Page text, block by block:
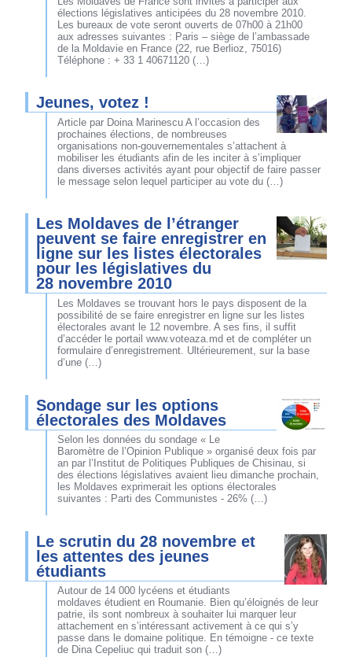
élections législatives anticipées du 28 novembre 2010.
Les bureaux de vote seront ouverts de 07h00 à 21h00
aux adresses suivantes : Paris – siège de l’ambassade
de la Moldavie en France (22, rue Berlioz, 75016)
Téléphone : + 33 1 40671120 (…)
Jeunes, votez !
Article par Doina Marinescu A l’occasion des
prochaines élections, de nombreuses
organisations non-gouvernementales s’attachent à
mobiliser les étudiants afin de les inciter à s’impliquer
dans diverses activités ayant pour objectif de faire passer
le message selon lequel participer au vote du (…)
Les Moldaves de l’étranger
peuvent se faire enregistrer en
ligne sur les listes électorales
pour les législatives du
28 novembre 2010
Les Moldaves se trouvant hors le pays disposent de la
possibilité de se faire enregistrer en ligne sur les listes
électorales avant le 12 novembre. A ses fins, il suffit
d’accéder le portail www.voteaza.md et de compléter un
formulaire d’enregistrement. Ultérieurement, sur la base
d’une (…)
Sondage sur les options
électorales des Moldaves
Selon les données du sondage « Le
Baromètre de l’Opinion Publique » organisé deux fois par
an par l’Institut de Politiques Publiques de Chisinau, si
des élections législatives avaient lieu dimanche prochain,
les Moldaves exprimerait les options électorales
suivantes : Parti des Communistes - 26% (…)
Le scrutin du 28 novembre et
les attentes des jeunes
étudiants
Autour de 14 000 lycéens et étudiants
moldaves étudient en Roumanie. Bien qu’éloignés de leur
patrie, ils sont nombreux à souhaiter lui marquer leur
attachement en s’intéressant activement à ce qui s’y
passe dans le domaine politique. En témoigne - ce texte
de Dina Cepeliuc qui traduit son (…)